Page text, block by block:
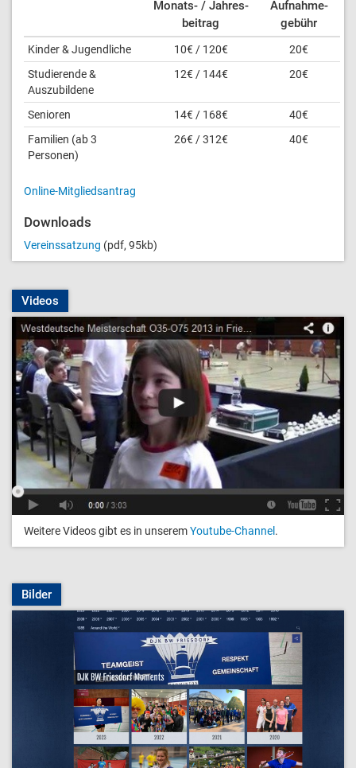
Monats- / Jahres­
beitrag
Aufnahme­
gebühr
Kinder & Jugendliche 10€ / 120€
20€
Studierende &
Auszubildene
12€ / 144€ 20€
Senioren 14€ / 168€
40€
Familien (ab 3
Personen)
26€ / 312€ 40€
Online-Mitgliedsantrag
Downloads
Vereinssatzung (pdf, 95kb)
Videos
Weitere Videos gibt es in unseremYoutube-Channel .
Bilder